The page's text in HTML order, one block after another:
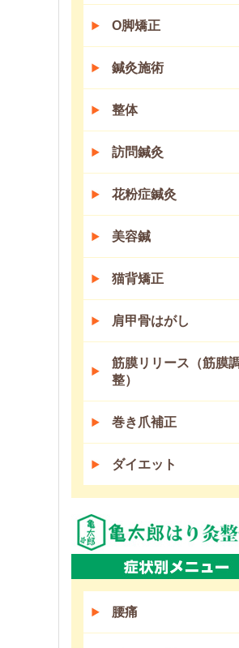
O脚矯正
鍼灸施術
整体
訪問鍼灸
花粉症鍼灸
美容鍼
猫背矯正
肩甲骨はがし
筋膜リリース（筋膜調
整）
巻き爪補正
ダイエット
腰痛